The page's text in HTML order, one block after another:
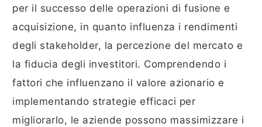
per il successo delle operazioni di fusione e
acquisizione, in quanto influenza i rendimenti
degli stakeholder, la percezione del mercato e
la fiducia degli investitori. Comprendendo i
fattori che influenzano il valore azionario e
implementando strategie efficaci per
migliorarlo, le aziende possono massimizzare i